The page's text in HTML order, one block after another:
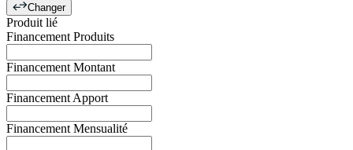
Changer
Produit lié
Financement Produits
Financement Montant
Financement Apport
Financement Mensualité